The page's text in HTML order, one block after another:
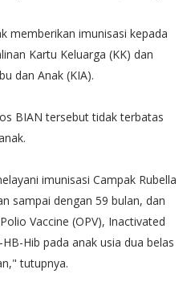
memberikan imunisasi kepada
Kartu Keluarga (KK) dan
dan Anak (KIA).
BIAN tersebut tidak terbatas
imunisasi Campak Rubella
sampai dengan 59 bulan, dan
Vaccine (OPV), Inactivated
Hib pada anak usia dua belas
tutupnya.